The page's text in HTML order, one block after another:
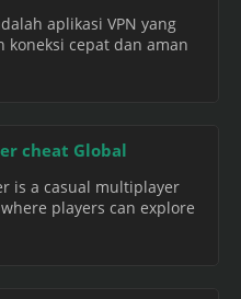
aplikasi VPN yang
koneksi cepat dan aman
cheat Global
is a casual multiplayer
players can explore